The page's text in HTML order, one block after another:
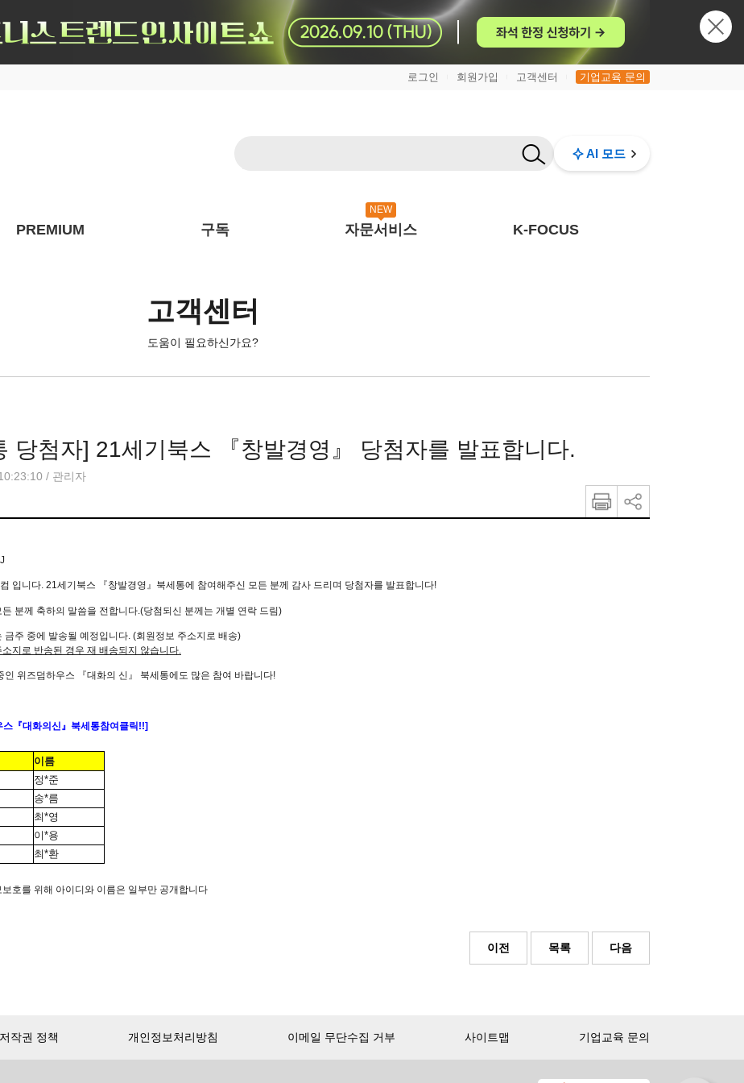
로그인 회원가입 고객센터 기업교육 문의
AI 모드
PREMIUM 구독
NEW
자문서비스 K-FOCUS
고객센터
도움이 필요하신가요?
당첨자] 21세기북스 『창발경영』 당첨자를 발표합니다.
/ 관리자
J
입니다. 21세기북스 『창발경영』 북세통에 참여해주신 모든 분께 감사 드리며 당첨자를 발표합니다!
든 분께 축하의 말씀을 전합니다.(당첨되신 분께는 개별 연락 드림)
금주 중에 발송될 예정입니다. (회원정보 주소지로 배송)
소지로 반송된 경우 재 배송되지 않습니다.
인 위즈덤하우스 『대화의 신』 북세 통에도 많은 참여 바랍니다!
스『대화의 신』 북세통참여클릭!!]
이름
정*준
송*름
최*영
이*용
최*환
보호를 위해 아이디와 이름은 일부만 공개합니다
이전 목록 다음
저작권 정책 개인정보처리방침 이메일 무단수집 거부 사이트맵 기업교육 문의